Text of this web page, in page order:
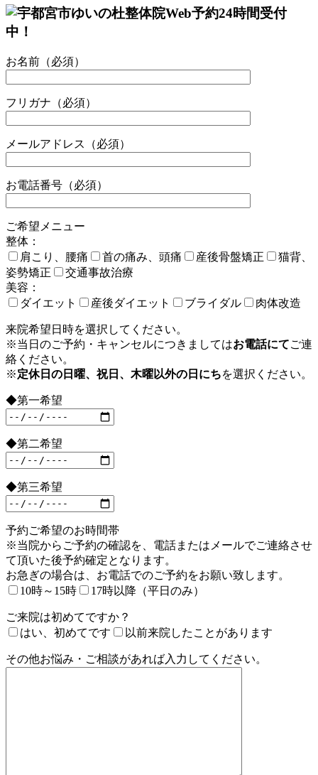
お名前（必須）
フリガナ（必須）
メールアドレス（必須）
お電話番号（必須）
ご希望メニュー
整体：
肩こり、腰痛
首の痛み、頭痛 産後骨盤矯正
猫背、
姿勢矯正
交通事故治療
美容：
ダイエット
産後ダイエット ブライダル 肉体改造
来院希望日時を選択してください。
※当日のご予約・キャンセルにつきましてはお電話にてご連
絡ください。
※定休日の日曜、祝日、木曜以外の日にちを選択ください。
◆第一希望
◆第二希望
◆第三希望
予約ご希望のお時間帯
※当院からご予約の確認を、電話またはメールでご連絡させ
て頂いた後予約確定となります。
お急ぎの場合は、お電話でのご予約をお願い致します。
10時～15時
17時以降（平日のみ）
ご来院は初めてですか？
はい、初めてです
以前来院したことがあります
その他お悩み・ご相談があれば入力してください。